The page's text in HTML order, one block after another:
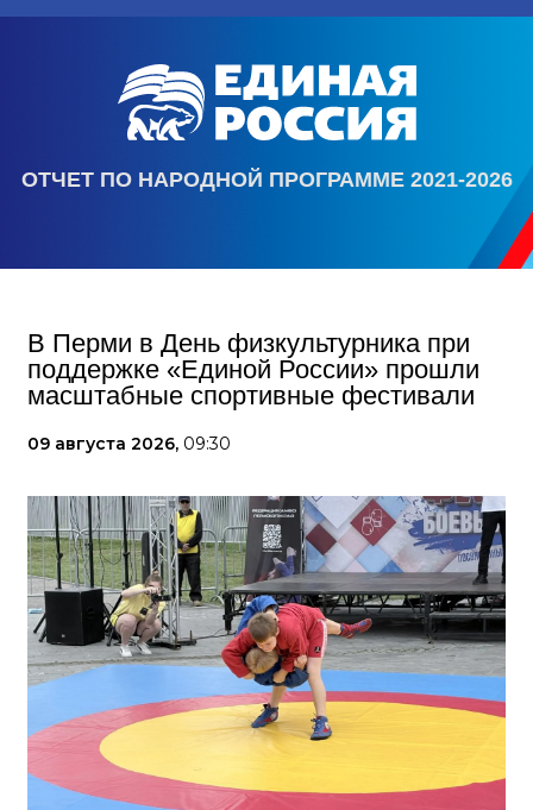
ОТЧЕТ ПО НАРОДНОЙ ПРОГРАММЕ 2021-2026
В Перми в День физкультурника при
поддержке «Единой России» прошли
масштабные спортивные фестивали
09 августа 2026, 09:30